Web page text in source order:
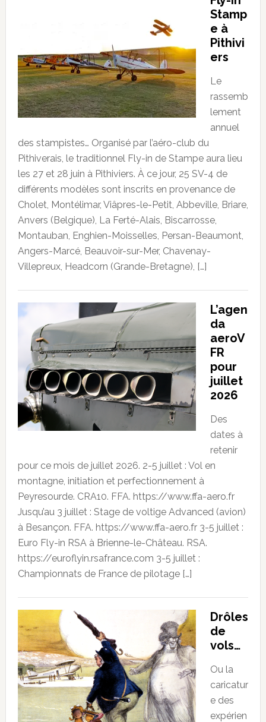
Stamp
e à
Pithivi
ers
Le
rassemb
lement
annuel
des stampistes… Organisé par l’aéro-club du
Pithiverais, le traditionnel Fly-in de Stampe aura lieu
les 27 et 28 juin à Pithiviers. À ce jour, 25 SV-4 de
différents modèles sont inscrits en provenance de
Cholet, Montélimar, Viâpres-le-Petit, Abbeville, Briare,
Anvers (Belgique), La Ferté-Alais, Biscarrosse,
Montauban, Enghien-Moisselles, Persan-Beaumont,
Angers-Marcé, Beauvoir-sur-Mer, Chavenay-
Villepreux, Headcorn (Grande-Bretagne), […]
L’agen
da
aeroV
FR
pour
juillet
2026
Des
dates à
retenir
pour ce mois de juillet 2026. 2-5 juillet : Vol en
montagne, initiation et perfectionnement à
Peyresourde. CRA10. FFA. https://www.ffa-aero.fr
Jusqu’au 3 juillet : Stage de voltige Advanced (avion)
à Besançon. FFA. https://www.ffa-aero.fr 3-5 juillet :
Euro Fly-in RSA à Brienne-le-Château. RSA.
https://euroflyin.rsafrance.com 3-5 juillet :
Championnats de France de pilotage […]
Drôles
de
vols…
Ou la
caricatur
e des
expérien